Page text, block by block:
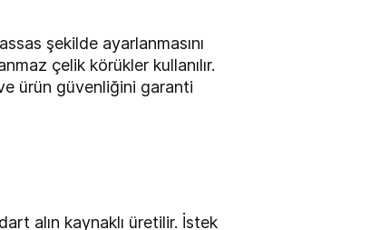
şekilde ayarlanmasını
çelik körükler kullanılır.
ürün güvenliğini garanti
alın kaynaklı üretilir. İstek